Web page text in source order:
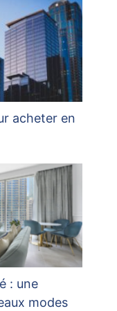
acheter en
: une
modes